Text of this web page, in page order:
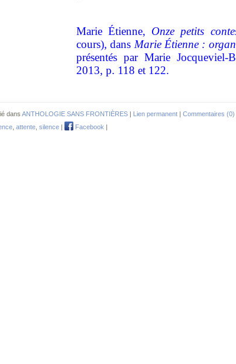
Marie Étienne, Onze petits
cours), dans Marie Étienne :
présentés par Marie Jocqueviel-
2013, p. 118 et 122.
dans ANTHOLOGIE SANS FRONTIÈRES | Lien permanent | Commentaires (0)
attente silence | Facebook |